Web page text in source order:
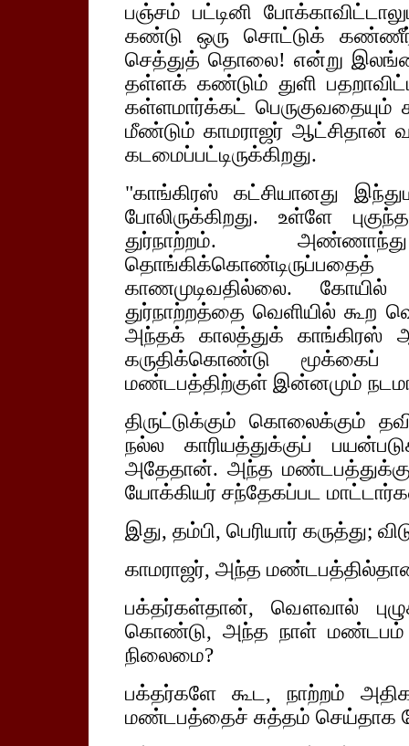
பஞ்சம் பட்டினி
கண்டு ஒரு சொட்டுக் கண்ணீர்
செத்துத் தொலை! என்று
தள்ளக் கண்டும் துளி
கள்ளமார்க்கட் பெருகுவதையும்
மீண்டும் காமராஜர் ஆட்சிதான்
கடமைப்பட்டிருக்கிறது.
"காங்கிரஸ் கட்சியானது
போலிருக்கிறது. உள்ளே
துர்நாற்றம்.
காணமுடிவதில்லை.
துர்நாற்றத்தை வெளியில் கூற
அந்தக் காலத்துக் காங்கிரஸ்
கருதிக்கொண்டு
மண்டபத்திற்குள் இன்னமும்
திருட்டுக்கும் கொலைக்கும்
நல்ல காரியத்துக்குப்
அதேதான். அந்த
யோக்கியர் சந்தேகப்பட
இது, தம்பி, பெரியார் கருத்து;
காமராஜர், அந்த மண்டபத்தில்தான்
பக்தர்கள்தான், வௌவால்
கொண்டு, அந்த நாள் மண்டபம்
நிலைமை?
பக்தர்களே கூட, நாற்றம்
மண்டபத்தைச் சுத்தம் செய்தாக